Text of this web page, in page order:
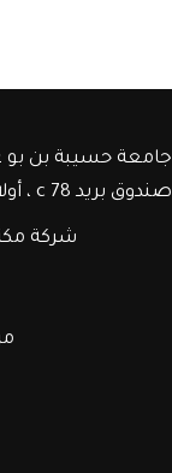
جامعة حسيبة بن
صندوق بريد c 78 ، أولاد فارس الشلف 02180، الجزائر
شركة